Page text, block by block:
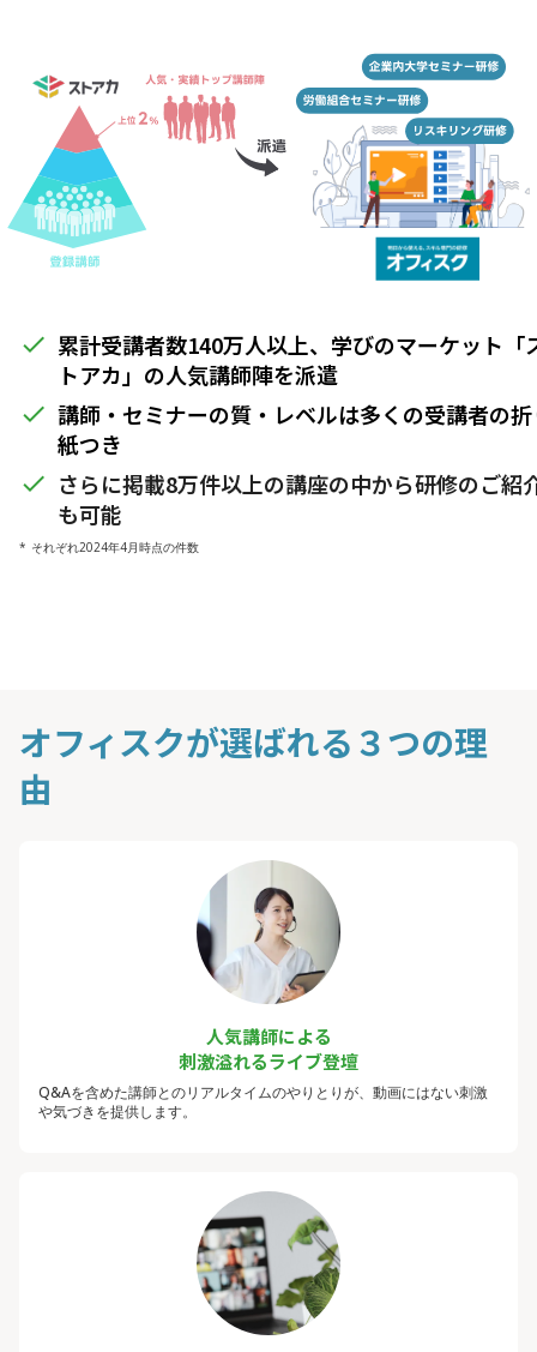
done 累計受講者数140万人以上、学びのマーケット「
トアカ」の人気講師陣を派遣
done 講師・セミナーの質・レベルは多くの受講者の
紙つき
done さらに掲載8万件以上の講座の中から研修のご紹
も可能
* それぞれ2024年4月時点の件数
オフィスクが選ばれる３つの理
由
人気講師による
刺激溢れるライブ登壇
Q&Aを含めた講師とのリアルタイムのやりとりが、動画にはない刺激
や気づきを提供します。